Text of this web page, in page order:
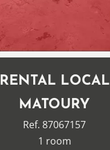
RENTAL LOCAL
MATOURY
Ref. 87067157
1 room